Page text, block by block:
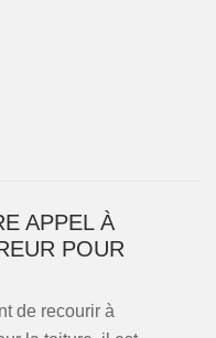
APPEL À
POUR
de recourir à